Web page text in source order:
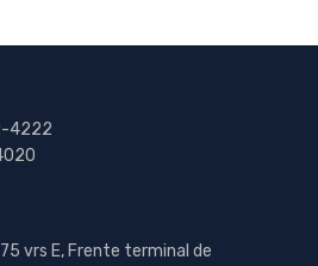
4222
vrs E, Frente terminal de